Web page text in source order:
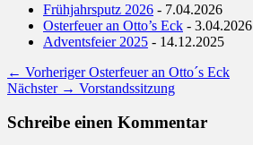
Frühjahrsputz 2026 - 7.04.2026
Osterfeuer an Otto’s Eck - 3.04.2026
Adventsfeier 2025 - 14.12.2025
Beitragsnavigation
← Vorheriger Vorheriger
Beitrag:
Osterfeuer an Otto´s Eck
Nächster → Nächster
Vorstandssitzung
Schreibe einen Kommentar